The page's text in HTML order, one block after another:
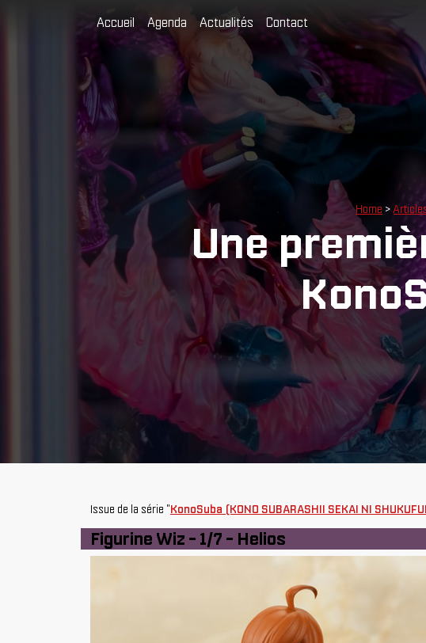
Accueil Agenda Actualités Contact
Home >
Une
Issue de la série "KonoSuba (KONO SUBARASHII SEKAI NI
Figurine Wiz - 1/7 - Helios